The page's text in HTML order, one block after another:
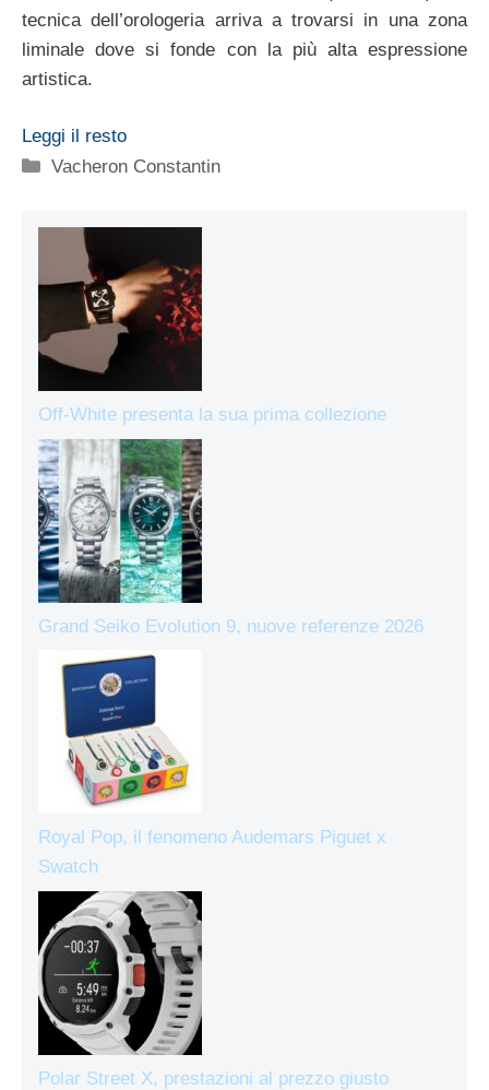
tecnica dell’orologeria arriva a trovarsi in una zona
liminale dove si fonde con la più alta espressione
artistica.
Leggi il resto
Categorie
Vacheron Constantin
Off-White presenta la sua prima collezione
Grand Seiko Evolution 9, nuove referenze 2026
Royal Pop, il fenomeno Audemars Piguet x
Swatch
Polar Street X, prestazioni al prezzo giusto